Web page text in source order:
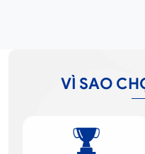
VÌ SAO